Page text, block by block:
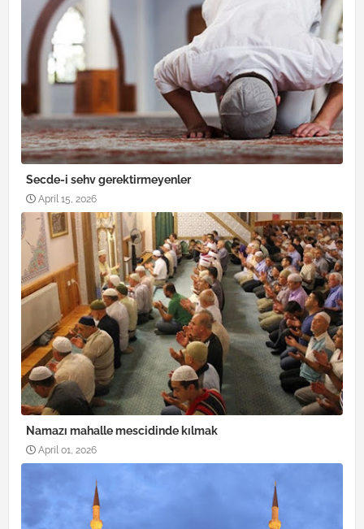
Secde-i sehv gerektirmeyenler
April 15, 2026
Namazı mahalle mescidinde kılmak
April 01, 2026